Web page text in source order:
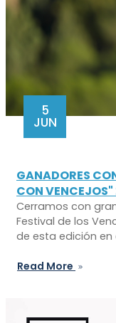
5
JUN
GANADORES
CON
Cerramos con
Festival de los
de esta edición
Read More